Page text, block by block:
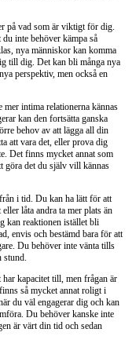
på vad som är viktigt för dig.
inte behöver kämpa så
nya människor kan komma
till dig. Det kan bli många nya
perspektiv, men också en
intima relationerna kännas
kan den fortsätta ganska
behov av att lägga all din
att vara det, eller prova dig
Det finns mycket annat som
göra det du själv vill kännas
i tid. Du kan ha lätt för att
låta andra ta mer plats än
kan reaktionen istället bli
envis och bestämd bara för att
Du behöver inte vänta tills
stund.
kapacitet till, men frågan är
så mycket annat roligt i
du väl engagerar dig och kan
Du behöver kanske inte
är värt din tid och sedan